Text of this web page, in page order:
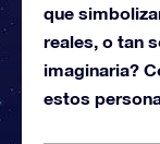
que
reales, o tan
imaginaria?
estos